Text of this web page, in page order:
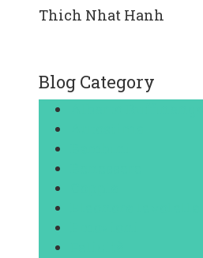
Thich Nhat Hanh
Blog Category